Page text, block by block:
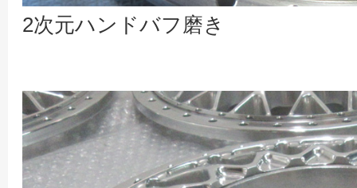
2次元ハンドバフ磨き